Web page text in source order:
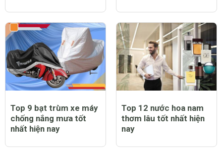
Top 9 bạt trùm xe máy
chống nắng mưa tốt
nhất hiện nay
Top 12 nước hoa nam
thơm lâu tốt nhất hiện
nay